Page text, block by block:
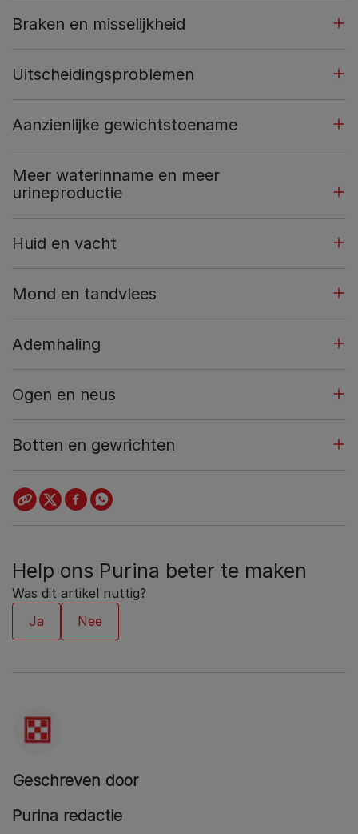
Braken en misselijkheid
Uitscheidingsproblemen
Aanzienlijke gewichtstoename
Meer waterinname en meer
urineproductie
Huid en vacht
Mond en tandvlees
Ademhaling
Ogen en neus
Botten en gewrichten
Help ons Purina beter te maken
Was dit artikel nuttig?
Geschreven door
Purina redactie